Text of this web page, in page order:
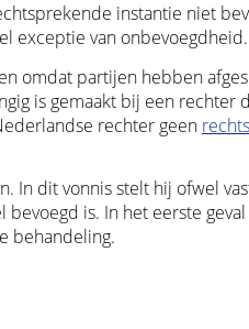
instantie niet
exceptie van onbevoegdheid.
omdat partijen hebben
is gemaakt bij een rechter
rechter geen
In dit vonnis stelt hij ofwel
is. In het eerste
behandeling.